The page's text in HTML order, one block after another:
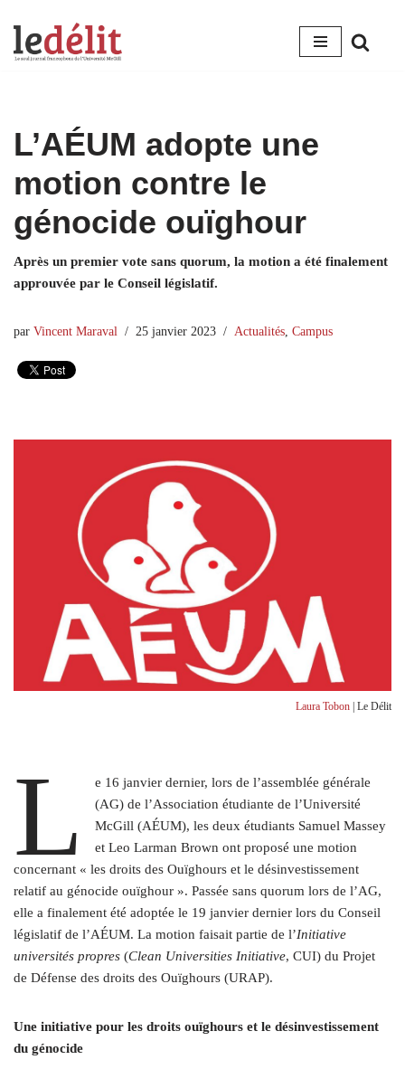
Aller
L’AÉUM adopte une
motion contre le
génocide ouïghour
Après un premier vote sans quorum, la motion a été finalement
approuvée par le Conseil législatif.
par Vincent Maraval 25 janvier 2023 Actualités Campus
Laura Tobon | Le Délit
L
e 16 janvier dernier, lors de l’assemblée générale
(AG) de l’Association étudiante de l’Université
McGill (AÉUM), les deux étudiants Samuel Massey
et Leo Larman Brown ont proposé une motion
concernant « les droits des Ouïghours et le désinvestissement
relatif au génocide ouïghour ». Passée sans quorum lors de l’AG,
elle a finalement été adoptée le 19 janvier dernier lors du Conseil
législatif de l’AÉUM. La motion faisait partie de l’Initiative
universités propres (Clean Universities Initiative, CUI) du Projet
de Défense des droits des Ouïghours (URAP).
Une initiative pour les droits ouïghours et le désinvestissement
du génocide